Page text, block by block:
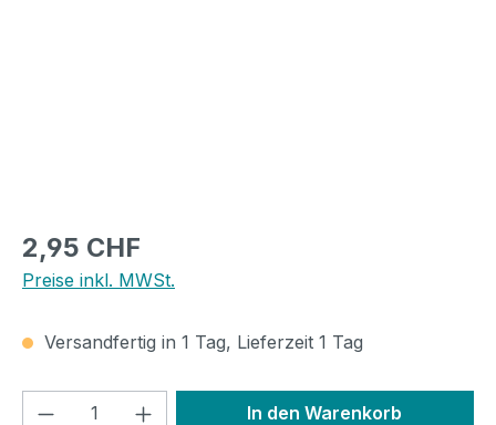
Regulärer Preis:
2,95 CHF
Preise inkl. MWSt.
Versandfertig in 1 Tag, Lieferzeit 1 Tag
Produkt Anzahl: Gib denIn den Warenkorb